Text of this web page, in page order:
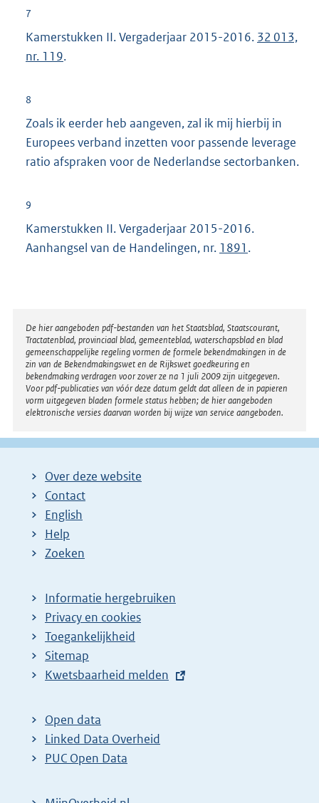
:7
Kamerstukken II. Vergaderjaar 2015-2016. 32 013,
nr. 119.
8
Zoals ik eerder heb aangeven, zal ik mij hierbij in
Europees verband inzetten voor passende leverage
ratio afspraken voor de Nederlandse sectorbanken.
9
Kamerstukken II. Vergaderjaar 2015-2016.
Aanhangsel van de Handelingen, nr. 1891 .
Disclaimer
De hier aangeboden pdf-bestanden van het Staatsblad, Staatscourant,
Tractatenblad, provinciaal blad, gemeenteblad, waterschapsblad en blad
gemeenschappelijke regeling vormen de formele bekendmakingen in de
zin van de Bekendmakingswet en de Rijkswet goedkeuring en
bekendmaking verdragen voor zover ze na 1 juli 2009 zijn uitgegeven.
Voor pdf-publicaties van vóór deze datum geldt dat alleen de in papieren
vorm uitgegeven bladen formele status hebben; de hier aangeboden
elektronische versies daarvan worden bij wijze van service aangeboden.
Over deze website
Contact
English
Help
Zoeken
Informatie hergebruiken
Privacy en cookies
Toegankelijkheid
Sitemap
E
t
e
r
Kwetsbaarheid melden
Open data
Linked Data Overheid
PUC Open Data